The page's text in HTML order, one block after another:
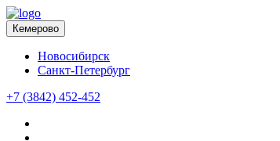
Кемерово
Новосибирск
Санкт-Петербург
+7 (3842) 452-452